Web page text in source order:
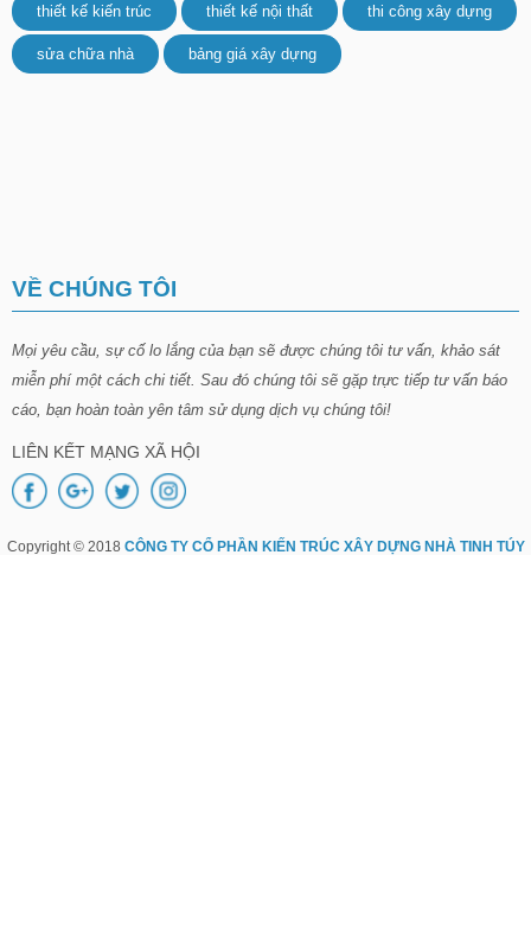
thiết kế kiến trúc thiết kế nội thất thi công xây dựng
sửa chữa nhà bảng giá xây dựng
VỀ CHÚNG TÔI
Mọi yêu cầu, sự cố lo lắng của bạn sẽ được chúng tôi tư vấn, khảo sát
miễn phí một cách chi tiết. Sau đó chúng tôi sẽ gặp trực tiếp tư vấn báo
cáo, bạn hoàn toàn yên tâm sử dụng dịch vụ chúng tôi!
LIÊN KẾT MẠNG XÃ HỘI
Copyright © 2018 CÔNG TY CỔ PHẦN KIẾN TRÚC XÂY DỰNG NHÀ TINH TÚY